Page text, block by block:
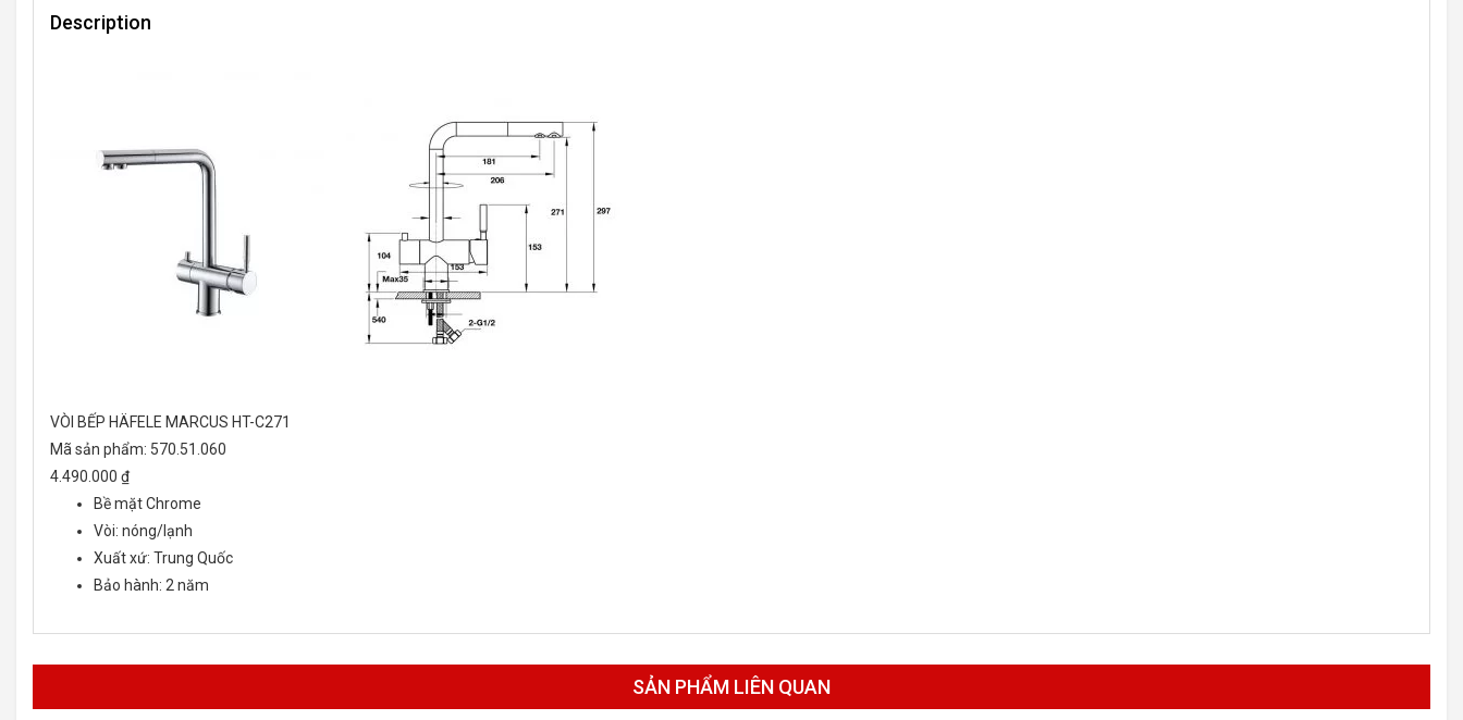
Description
VÒI BẾP HÄFELE MARCUS HT-C271
Mã sản phẩm: 570.51.060
4.490.000 ₫
Bề mặt Chrome
Vòi: nóng/lạnh
Xuất xứ: Trung Quốc
Bảo hành: 2 năm
SẢN PHẨM LIÊN QUAN